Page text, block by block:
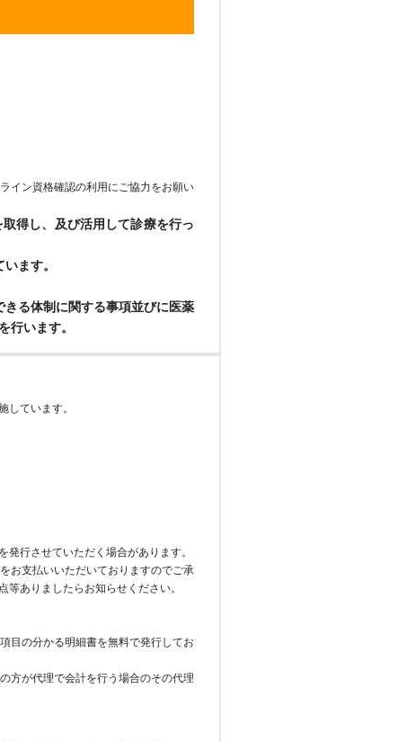
イン資格確認の利用にご協力をお願い
得し、及び活用して診療を行っ
ます。
る体制に関する事項並びに医薬
行います。
ています。
行させていただく場合があります。
お支払いいただいておりますのでご承
ありましたらお知らせください。
目の分かる明細書を無料で発行してお
方が代理で会計を行う場合のその代理